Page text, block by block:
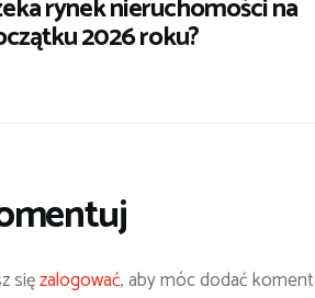
rynek nieruchomości na
2026 roku?
sięzalogować, aby móc dodać